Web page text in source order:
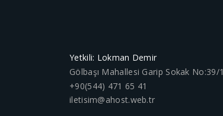
Yetkili: Lokman Demir
Gölbaşı Mahallesi Garip Sokak No:39/1
+90(544) 471 65 41
iletisim@ahost.web.tr